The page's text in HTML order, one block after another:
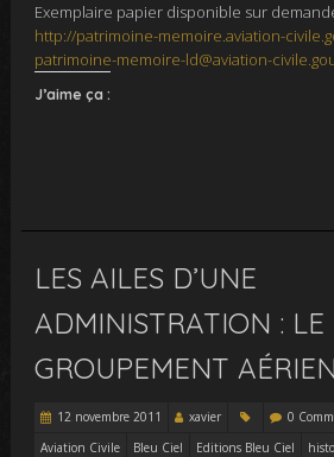
Exemplaire papier disponible sur
http://patrimoine-memoire.aviation-
patrimoine-memoire-ld@aviation-
J’aime ça :
LES AILES D’UNE
ADMINISTRATION : LE
GROUPEMENT
12 novembre 2011 xavier
0
Aviation Civile
Bleu Ciel Editions Bleu Ciel